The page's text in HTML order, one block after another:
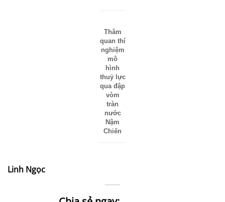
Thăm
quan thí
nghiệm
mô
hình
thuỷ lực
qua đập
vòm
tràn
nước
Nậm
Chiến
Linh Ngọc